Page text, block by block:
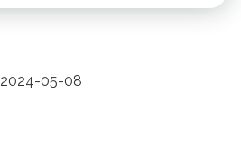
2024-05-08